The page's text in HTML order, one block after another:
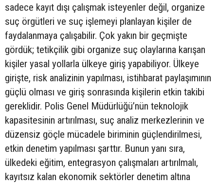
sadece kayıt dışı çalışmak isteyenler değil, organize
suç örgütleri ve suç işlemeyi planlayan kişiler de
faydalanmaya çalışabilir. Çok yakın bir geçmişte
gördük; tetikçilik gibi organize suç olaylarına karışan
kişiler yasal yollarla ülkeye giriş yapabiliyor. Ülkeye
girişte, risk analizinin yapılması, istihbarat paylaşımının
güçlü olması ve giriş sonrasında kişilerin etkin takibi
gereklidir. Polis Genel Müdürlüğü’nün teknolojik
kapasitesinin artırılması, suç analiz merkezlerinin ve
düzensiz göçle mücadele biriminin güçlendirilmesi,
etkin denetim yapılması şarttır. Bunun yanı sıra,
ülkedeki eğitim, entegrasyon çalışmaları artırılmalı,
kayıtsız kalan ekonomik sektörler denetim altına